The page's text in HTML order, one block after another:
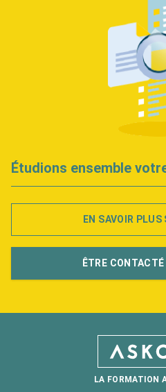
Étudions ensemble
EN SAVOIR
ÊTRE
LA FORMATION